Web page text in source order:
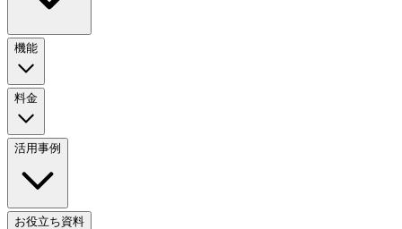
機能
料金
活用事例
お役立ち資料